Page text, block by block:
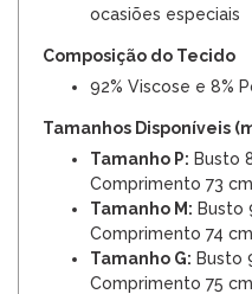
ocasiões especiais
Composição do Tecido
92% Viscose e 8%
Tamanhos Disponíveis
Tamanho P: Busto
Comprimento 73 cm
Tamanho M: Busto
Comprimento 74 cm
Tamanho G: Busto
Comprimento 75 cm